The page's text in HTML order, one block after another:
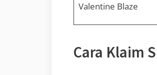
Valentine Blaze
Cara Klaim